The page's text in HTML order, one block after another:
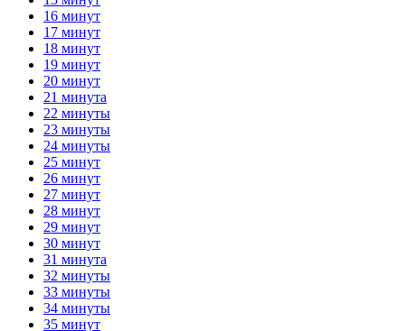
16 минут
17 минут
18 минут
19 минут
20 минут
21 минута
22 минуты
23 минуты
24 минуты
25 минут
26 минут
27 минут
28 минут
29 минут
30 минут
31 минута
32 минуты
33 минуты
34 минуты
35 минут